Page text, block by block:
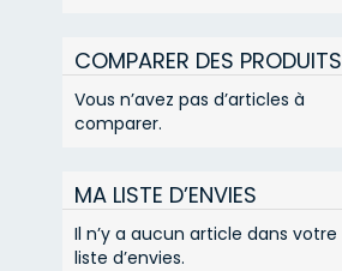
COMPARER DES PRODUITS
Vous n’avez pas d’articles à
comparer.
MA LISTE D’ENVIES
Il n’y a aucun article dans votre
liste d’envies.